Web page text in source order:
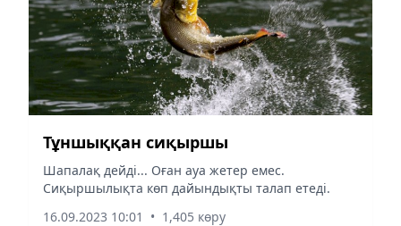
Тұншыққан сиқыршы
Шапалақ дейді... Оған ауа жетер емес.
Сиқыршылықта көп дайындықты талап етеді.
16.09.2023 10:01
• 1,405 көру